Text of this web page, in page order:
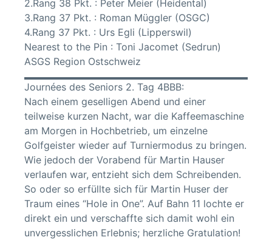
2.Rang 38 Pkt. : Peter Meier (Heidental)
3.Rang 37 Pkt. : Roman Müggler (OSGC)
4.Rang 37 Pkt. : Urs Egli (Lipperswil)
Nearest to the Pin : Toni Jacomet (Sedrun)
ASGS Region Ostschweiz
Journées des Seniors 2. Tag 4BBB:
Nach einem geselligen Abend und einer
teilweise kurzen Nacht, war die Kaffeemaschine
am Morgen in Hochbetrieb, um einzelne
Golfgeister wieder auf Turniermodus zu bringen.
Wie jedoch der Vorabend für Martin Hauser
verlaufen war, entzieht sich dem Schreibenden.
So oder so erfüllte sich für Martin Huser der
Traum eines “Hole in One”. Auf Bahn 11 lochte er
direkt ein und verschaffte sich damit wohl ein
unvergesslichen Erlebnis; herzliche Gratulation!